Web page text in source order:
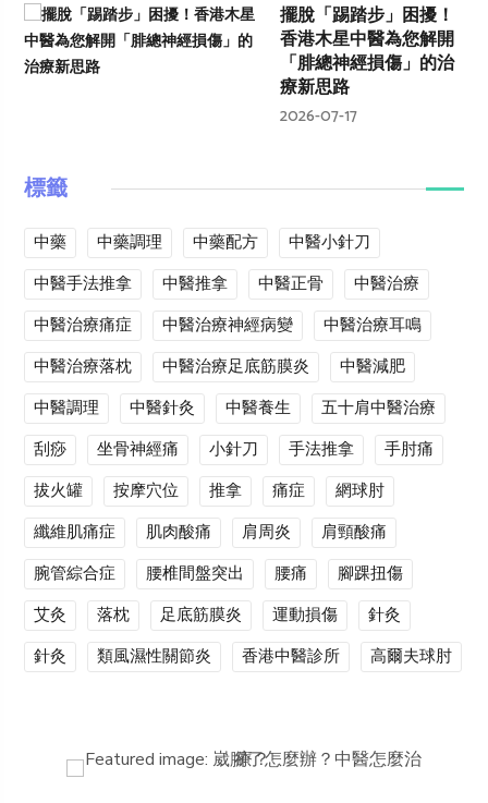
擺脫「踢踏步」困擾！
香港木星中醫為您解開
「腓總神經損傷」的治
療新思路
2026-07-17
標籤
中藥 中藥調理 中藥配方
中醫小針刀
中醫手法推拿
中醫推拿 中醫正骨
中醫治療
中醫治療痛症
中醫治療神經病變
中醫治療耳鳴
中醫治療落枕
中醫治療足底筋膜炎
中醫減肥
中醫調理
中醫針灸 中醫養生
五十肩中醫治療
刮痧
坐骨神經痛 小針刀 手法推拿
手肘痛
拔火罐
按摩穴位 推拿 痛症
網球肘
纖維肌痛症
肌肉酸痛 肩周炎
肩頸酸痛
腕管綜合症
腰椎間盤突出 腰痛
腳踝扭傷
艾灸
落枕 足底筋膜炎 運動損傷
針灸
針灸
類風濕性關節炎 香港中醫診所 高爾夫球肘